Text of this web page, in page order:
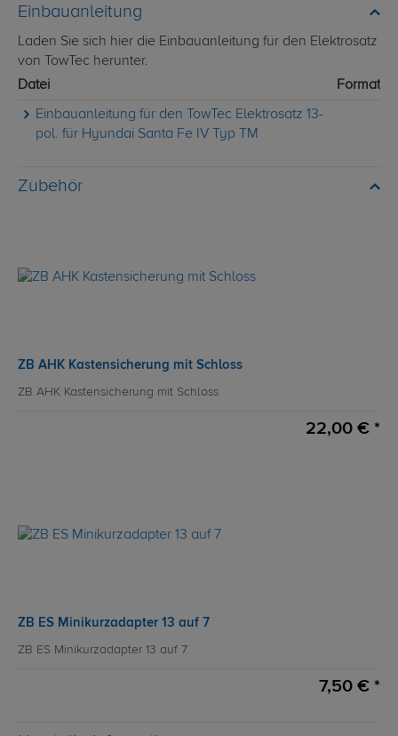
Einbauanleitung
Laden Sie sich hier die Einbauanleitung für den Elektrosatz
von TowTec herunter.
Datei
Format
Einbauanleitung für den TowTec Elektrosatz 13-
pol. für Hyundai Santa Fe IV Typ TM
Zubehör
ZB AHK Kastensicherung mit Schloss
ZB AHK Kastensicherung mit Schloss
22,00 € *
ZB ES Minikurzadapter 13 auf 7
ZB ES Minikurzadapter 13 auf 7
7,50 € *